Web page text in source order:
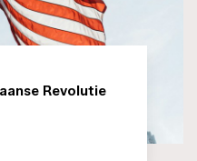
Revolutie